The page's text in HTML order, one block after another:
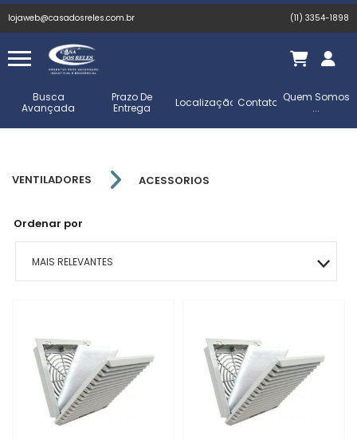
lojaweb@casadosreles.com.br (11) 3354-1898
Busca
Avançada
Prazo De
Entrega
Localização Contato Quem Somos
...
VENTILADORES ACESSORIOS
Ordenar por
MAIS RELEVANTES
MENOR PREÇO
MAIOR PREÇO
A - Z